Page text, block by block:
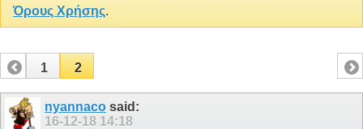
Όρους Χρήσης.
1 2
nyannaco said:
16-12-18 14:18